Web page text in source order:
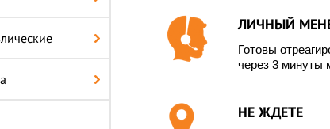
ЛИЧНЫЙ
Готовы
через 3 минуты
НЕ ЖДЕТЕ